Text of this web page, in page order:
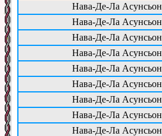
Нава-Де-Ла Асунсьон
Нава-Де-Ла Асунсьон
Нава-Де-Ла Асунсьон
Нава-Де-Ла Асунсьон
Нава-Де-Ла Асунсьон
Нава-Де-Ла Асунсьон
Нава-Де-Ла Асунсьон
Нава-Де-Ла Асунсьон
Нава-Де-Ла Асунсьон